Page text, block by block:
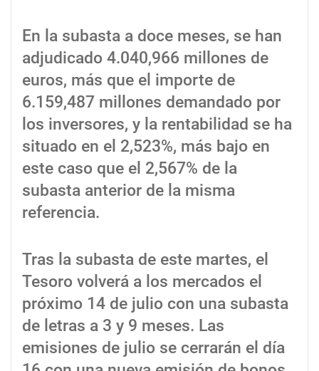
En la subasta a doce meses, se han
adjudicado 4.040,966 millones de
euros, más que el importe de
6.159,487 millones demandado por
los inversores, y la rentabilidad se ha
situado en el 2,523%, más bajo en
este caso que el 2,567% de la
subasta anterior de la misma
referencia.
Tras la subasta de este martes, el
Tesoro volverá a los mercados el
próximo 14 de julio con una subasta
de letras a 3 y 9 meses. Las
emisiones de julio se cerrarán el día